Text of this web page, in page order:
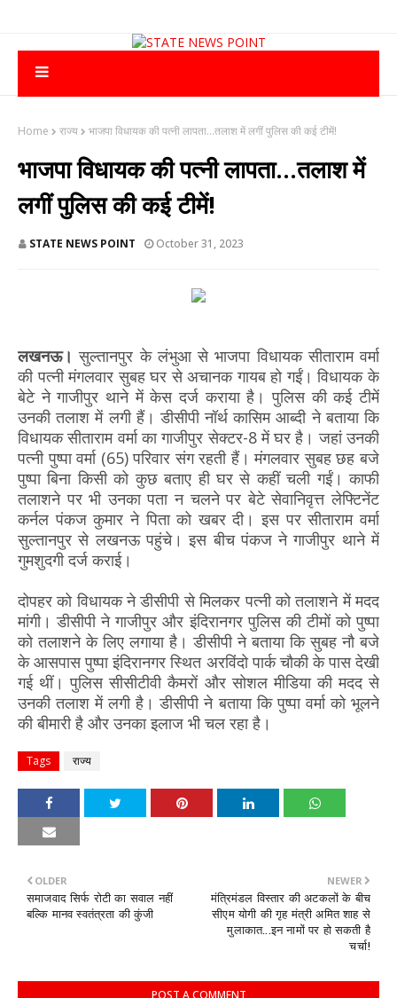
Home राज्य भाजपा विधायक की पत्नी लापता...तलाश में लगीं पुलिस की कई टीमें!
भाजपा विधायक की पत्नी लापता...तलाश में
लगीं पुलिस की कई टीमें!
STATE NEWS POINT October 31, 2023
लखनऊ। सुल्तानपुर के लंभुआ से भाजपा विधायक सीताराम वर्मा
की पत्नी मंगलवार सुबह घर से अचानक गायब हो गईं। विधायक के
बेटे ने गाजीपुर थाने में केस दर्ज कराया है। पुलिस की कई टीमें
उनकी तलाश में लगी हैं। डीसीपी नॉर्थ कासिम आब्दी ने बताया कि
विधायक सीताराम वर्मा का गाजीपुर सेक्टर-8 में घर है। जहां उनकी
पत्नी पुष्पा वर्मा (65) परिवार संग रहती हैं। मंगलवार सुबह छह बजे
पुष्पा बिना किसी को कुछ बताए ही घर से कहीं चली गईं। काफी
तलाशने पर भी उनका पता न चलने पर बेटे सेवानिवृत्त लेफ्टिनेंट
कर्नल पंकज कुमार ने पिता को खबर दी। इस पर सीताराम वर्मा
सुल्तानपुर से लखनऊ पहुंचे। इस बीच पंकज ने गाजीपुर थाने में
गुमशुदगी दर्ज कराई।
दोपहर को विधायक ने डीसीपी से मिलकर पत्नी को तलाशने में मदद
मांगी। डीसीपी ने गाजीपुर और इंदिरानगर पुलिस की टीमों को पुष्पा
को तलाशने के लिए लगाया है। डीसीपी ने बताया कि सुबह नौ बजे
के आसपास पुष्पा इंदिरानगर स्थित अरविंदो पार्क चौकी के पास देखी
गई थीं। पुलिस सीसीटीवी कैमरों और सोशल मीडिया की मदद से
उनकी तलाश में लगी है। डीसीपी ने बताया कि पुष्पा वर्मा को भूलने
की बीमारी है और उनका इलाज भी चल रहा है।
Tags राज्य
NEWER
मंत्रिमंडल विस्तार की अटकलों के बीच
सीएम योगी की गृह मंत्री अमित शाह से
मुलाकात...इन नामों पर हो सकती है
चर्चा!
OLDER
समाजवाद सिर्फ रोटी का सवाल नहीं
बल्कि मानव स्वतंत्रता की कुंजी
POST A COMMENT